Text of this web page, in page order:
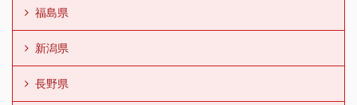
福島県
新潟県
長野県